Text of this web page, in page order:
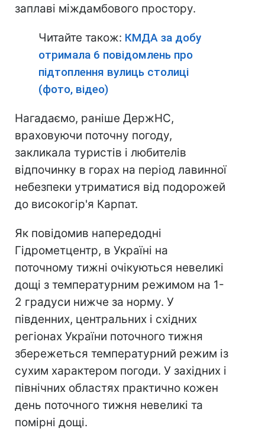
заплаві міждамбового простору.
Читайте також: КМДА за добу
отримала 6 повідомлень про
підтоплення вулиць столиці
(фото, відео)
Нагадаємо, раніше ДержНС,
враховуючи поточну погоду,
закликала туристів і любителів
відпочинку в горах на період лавинної
небезпеки утриматися від подорожей
до високогір'я Карпат.
Як повідомив напередодні
Гідрометцентр, в Україні на
поточному тижні очікуються невеликі
дощі з температурним режимом на 1-
2 градуси нижче за норму. У
південних, центральних і східних
регіонах України поточного тижня
збережеться температурний режим із
сухим характером погоди. У західних і
північних областях практично кожен
день поточного тижня невеликі та
помірні дощі.